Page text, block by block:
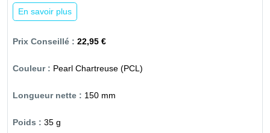
En savoir plus
22,95 €
Pearl Chartreuse (PCL)
150 mm
35 g